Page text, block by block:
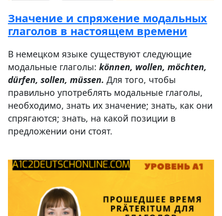
Значение и спряжение модальных
глаголов в настоящем времени
В немецком языке существуют следующие
модальные глаголы: können, wollen, möchten,
dürfen, sollen, müssen. Для того, чтобы
правильно употреблять модальные глаголы,
необходимо, знать их значение; знать, как они
спрягаются; знать, на какой позиции в
предложении они стоят.